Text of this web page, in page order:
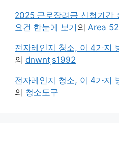
2025 근로장려금 신청기간
요건 한눈에 보기 의 Area
전자레인지 청소, 이 4가지
의 dnwntjs1992
전자레인지 청소, 이 4가지
의 청소도구